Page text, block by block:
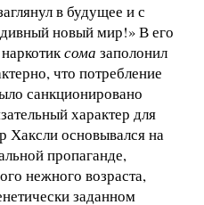
в будущее и с
новый мир!» В его
сома заполонил
что потребление
санкционировано
характер для
основывался на
пропаганде,
нежного возраста,
заданном